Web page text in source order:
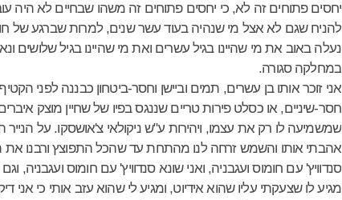
יחסים פתוחים זה לא, כי יחסים פתוחים זה משהו שבחיים לא היה
להניח שגם לא אצל מי שנהיה בעוד עשר שנים, למרות שברגע של
נעלה באוב את מי שהיינו בגיל עשרים ואת מי שהיינו בגיל
במחלקה סגורה.
אני זוכר אותו בן עשרים, תמים וביישן וחסר-ביטחון כבננה לפני
חסר-שיניים, או כסלט פירות טריים שננגס בפיו של שחיין מוצק
שמשמיעה לו רק את עצמו, ויהירות ע"ש ניקולאי צ'אושסקו. על
אהבתי אותו והשמש זרחה לנו מהתחת עד שהכל התפוצץ ורבנו את
סנדוויץ' עם חומוס ועגבניה, ואני שונא סנדוויץ' עם חומוס
מגיע לו שצעקתי עליו שהוא אידיוט, ומגיע לי שהוא עזב אותי כי אני